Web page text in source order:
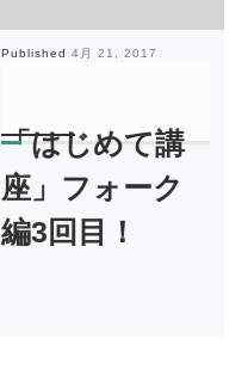
Published 4月 21, 2017
「はじめて講
座」フォーク
編3回目！